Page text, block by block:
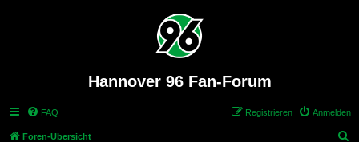
Hannover 96 Fan-Forum
FAQ Anmelden
Registrieren
Foren-Übersicht